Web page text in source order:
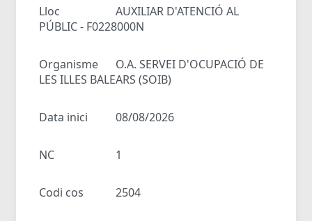
Lloc
AUXILIAR D'ATENCIÓ AL
PÚBLIC - F0228000N
Organisme
O.A. SERVEI D'OCUPACIÓ DE
LES ILLES BALEARS (SOIB)
Data inici 08/08/2026
NC 1
Codi cos 2504